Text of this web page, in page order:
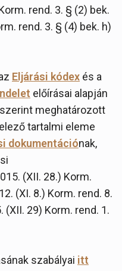
rend. 3. § (2) bek.
rend. 3. § (4) bek. h)
Eljárási kódex és a
előírásai alapján
meghatározott
tartalmi eleme
dokumentációnak,
(XII. 28.) Korm.
(XI. 8.) Korm. rend. 8.
29) Korm. rend. 1.
szabályai itt